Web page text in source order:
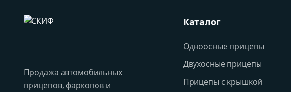
Продажа автомобильных
прицепов, фаркопов и
Каталог
Одноосные прицепы
Двухосные прицепы
Прицепы с крышкой